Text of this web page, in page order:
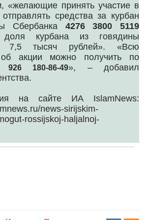
«желающие принять участие в
отправлять средства за курбан
Сбербанка 4276 3800 5119
курбана из говядины
7,5 тысяч рублей». «Всю
акции можно получить по
926 180-86-49», – добавил
на сайте ИА IslamNews:
news-sirijskim-
rossijskoj-haljalnoj-